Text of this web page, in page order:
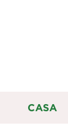
CASA